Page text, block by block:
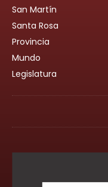
San Martín
Santa Rosa
Provincia
Mundo
Legislatura